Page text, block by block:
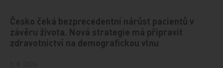
Česko čeká bezprecedentní nárůst pacientů v
závěru života. Nová strategie má připravit
zdravotnictví na demografickou vlnu